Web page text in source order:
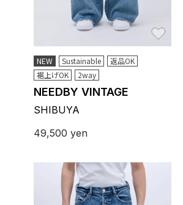
NEW Sustainable
返品OK
裾上げOK
2way
NEEDBY VINTAGE
SHIBUYA
49,500 yen